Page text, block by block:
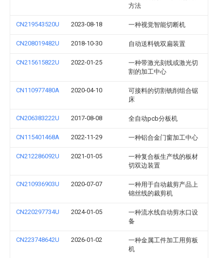
方法
CN219543520U 2023-08-18 一种视觉智能切断机
CN208019482U 2018-10-30 自动送料铣双扁装置
CN215615822U 2022-01-25
一种带激光刻线或激光切
割的加工中心
CN110977480A 2020-04-10
可接料的切割铣削组合锯
床
CN206383222U 2017-08-08 全自动pcb分板机
CN115401468A 2022-11-29 一种铝合金门窗加工中心
CN212286092U 2021-01-05
一种复合板生产线的板材
切双边装置
CN210936903U 2020-07-07
一种用于自动裁剪产品上
锦丝线的裁剪机
CN220297734U 2024-01-05
一种流水线自动剪水口设
备
CN223748642U 2026-01-02
一种金属工件加工用剪板
机